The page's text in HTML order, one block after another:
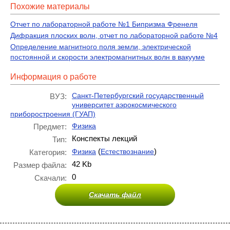
Похожие материалы
Отчет по лабораторной работе №1 Бипризма Френеля
Дифракция плоских волн, отчет по лабораторной работе №4
Определение магнитного поля земли, электрической
постоянной и скорости электромагнитных волн в вакууме
Информация о работе
ВУЗ:
Санкт-Петербургский государственный
университет аэрокосмического
приборостроения (ГУАП)
Предмет: Физика
Тип:
Конспекты лекций
Категория:
Физика (Естествознание)
Размер файла:
42 Kb
Скачали:
0
Скачать файл